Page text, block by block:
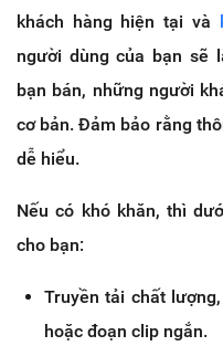
khách hàng hiện tại và
người dùng của bạn sẽ
bạn bán, những người
cơ bản. Đảm bảo rằng
dễ hiểu.
Nếu có khó khăn, thì
cho bạn:
Truyền tải chất
hoặc đoạn clip ngắn.